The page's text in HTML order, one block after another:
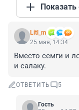
Litl_m
25 мая, 14:34
Вместо семги и
и салаку.
ОТВЕТИТЬ 5
Гость